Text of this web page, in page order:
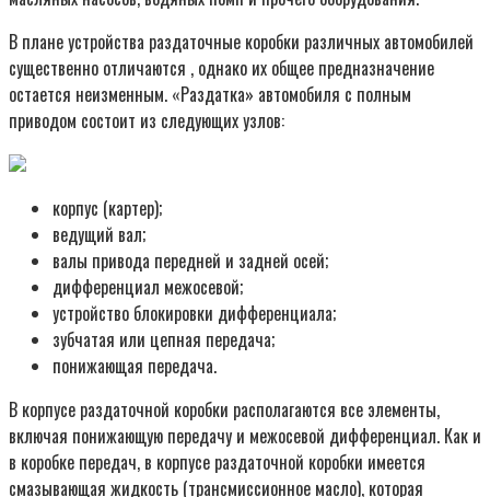
В плане устройства раздаточные коробки различных автомобилей
существенно отличаются , однако их общее предназначение
остается неизменным. «Раздатка» автомобиля с полным
приводом состоит из следующих узлов:
корпус (картер);
ведущий вал;
валы привода передней и задней осей;
дифференциал межосевой;
устройство блокировки дифференциала;
зубчатая или цепная передача;
понижающая передача.
В корпусе раздаточной коробки располагаются все элементы,
включая понижающую передачу и межосевой дифференциал. Как и
в коробке передач, в корпусе раздаточной коробки имеется
смазывающая жидкость (трансмиссионное масло), которая